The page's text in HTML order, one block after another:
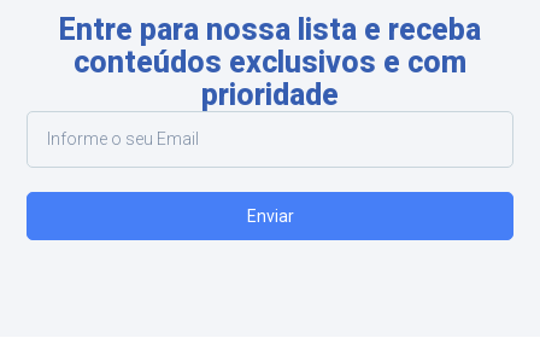
Entre para nossa lista e receba
conteúdos exclusivos e com
prioridade
Enviar